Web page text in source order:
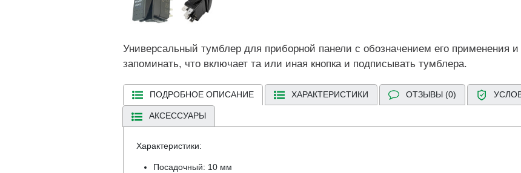
Универсальный тумблер для приборной панели с обозначением его применения
запоминать, что включает та или иная кнопка и подписывать тумблера.
ПОДРОБНОЕ ОПИСАНИЕ ХАРАКТЕРИСТИКИ ОТЗЫВЫ (0)
АКСЕССУАРЫ
Характеристики:
Посадочный: 10 мм